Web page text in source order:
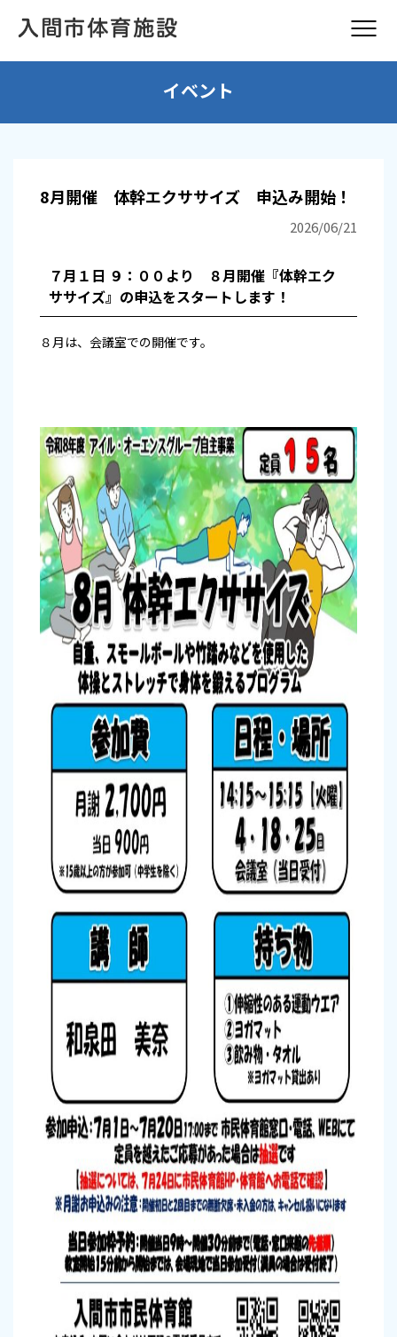
イベント
8月開催 体幹エクササイズ 申込み開始！
2026/06/21
７月１日 ９：００より ８月開催『体幹エク
ササイズ』の申込をスタートします！
８月は、会議室での開催です。